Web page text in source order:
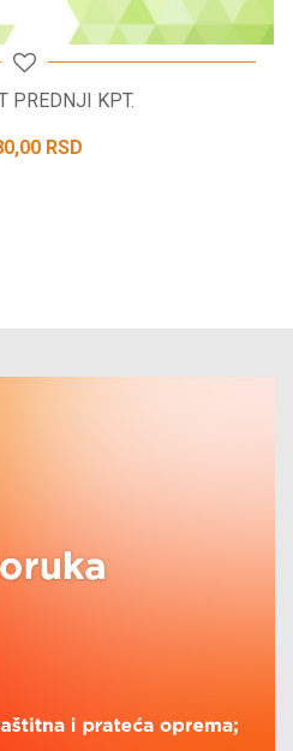
PREDNJI KPT.
RSD